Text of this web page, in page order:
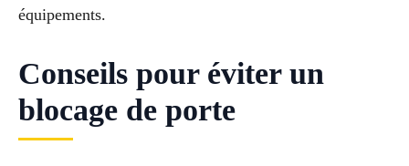
équipements.
Conseils pour éviter un
blocage de porte